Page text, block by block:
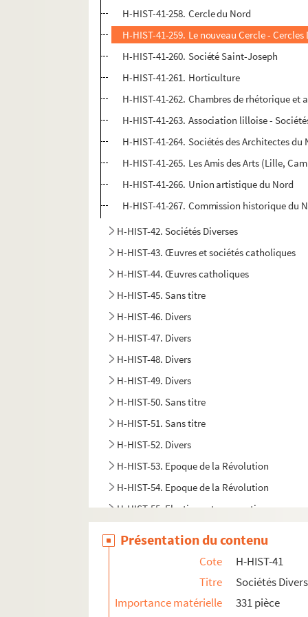
H-HIST-41-258. Cercle du Nord
H-HIST-41-259. Le nouveau Cercle - Cercles
H-HIST-41-260. Société Saint-Joseph
H-HIST-41-261. Horticulture
H-HIST-41-262. Chambres de rhétorique et
H-HIST-41-263. Association lilloise -
H-HIST-41-264. Sociétés des Architectes du
H-HIST-41-265. Les Amis des Arts (Lille,
H-HIST-41-266. Union artistique du Nord
H-HIST-41-267. Commission historique du
H-HIST-42. Sociétés Diverses
H-HIST-43. Œuvres et sociétés catholiques
H-HIST-44. Œuvres catholiques
H-HIST-45. Sans titre
H-HIST-46. Divers
H-HIST-47. Divers
H-HIST-48. Divers
H-HIST-49. Divers
H-HIST-50. Sans titre
H-HIST-51. Sans titre
H-HIST-52. Divers
H-HIST-53. Epoque de la Révolution
H-HIST-54. Epoque de la Révolution
H-HIST-55. Elections et corporations
Présentation du contenu
Cote
H-HIST-41
Titre
Sociétés
Importance matérielle
331 pièce